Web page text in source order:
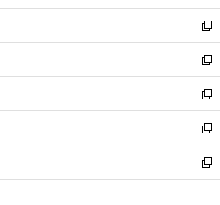
開
く
ウ
で
開
く
ン
ド
ウ
で
開
く
ウ
ィ
ン
ド
ウ
で
開
く
新
し
い
ウ
ィ
ン
ド
ウ
で
開
新
し
い
ウ
ィ
ン
ド
ウ
新
し
い
ウ
ィ
ン
新
し
い
ウ
新
し